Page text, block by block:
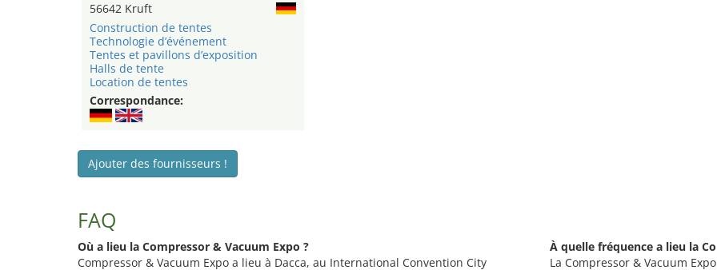
56642 Kruft
Construction de tentes
Technologie d’événement
Tentes et pavillons d’exposition
Halls de tente
Location de tentes
Correspondance:
Ajouter des fournisseurs !
FAQ
Où a lieu la Compressor & Vacuum Expo ?
Compressor & Vacuum Expo a lieu à Dacca, au International Convention City
À quelle fréquence a lieu la
La Compressor & Vacuum